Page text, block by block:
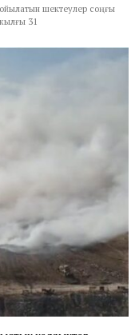
шектеулер соңғы
31